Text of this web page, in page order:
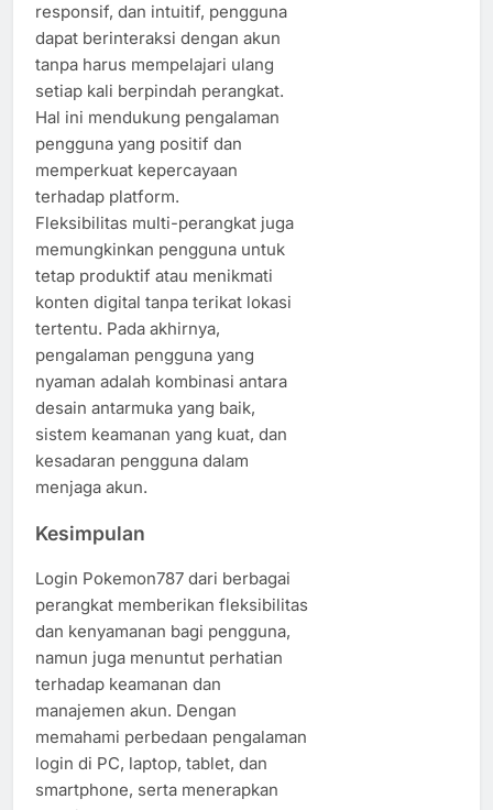
responsif, dan intuitif, pengguna
dapat berinteraksi dengan akun
tanpa harus mempelajari ulang
setiap kali berpindah perangkat.
Hal ini mendukung pengalaman
pengguna yang positif dan
memperkuat kepercayaan
terhadap platform.
Fleksibilitas multi-perangkat juga
memungkinkan pengguna untuk
tetap produktif atau menikmati
konten digital tanpa terikat lokasi
tertentu. Pada akhirnya,
pengalaman pengguna yang
nyaman adalah kombinasi antara
desain antarmuka yang baik,
sistem keamanan yang kuat, dan
kesadaran pengguna dalam
menjaga akun.
Kesimpulan
Login Pokemon787 dari berbagai
perangkat memberikan fleksibilitas
dan kenyamanan bagi pengguna,
namun juga menuntut perhatian
terhadap keamanan dan
manajemen akun. Dengan
memahami perbedaan pengalaman
login di PC, laptop, tablet, dan
smartphone, serta menerapkan